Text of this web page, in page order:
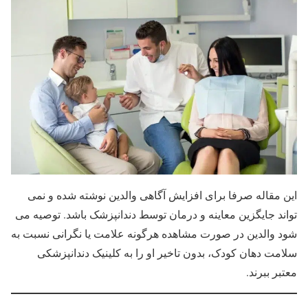
این مقاله صرفا برای افزایش آگاهی والدین نوشته شده و نمی
تواند جایگزین معاینه و درمان توسط دندانپزشک باشد. توصیه می
شود والدین در صورت مشاهده هرگونه علامت یا نگرانی نسبت به
سلامت دهان کودک، بدون تاخیر او را به کلینیک دندانپزشکی
معتبر ببرند.